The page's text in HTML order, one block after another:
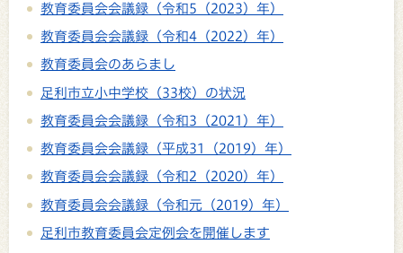
教育委員会会議録（令和5（2023）年）
教育委員会会議録（令和4（2022）年）
教育委員会のあらまし
足利市立小中学校（33校）の状況
教育委員会会議録（令和3（2021）年）
教育委員会会議録（平成31（2019）年）
教育委員会会議録（令和2（2020）年）
教育委員会会議録（令和元（2019）年）
足利市教育委員会定例会を開催します